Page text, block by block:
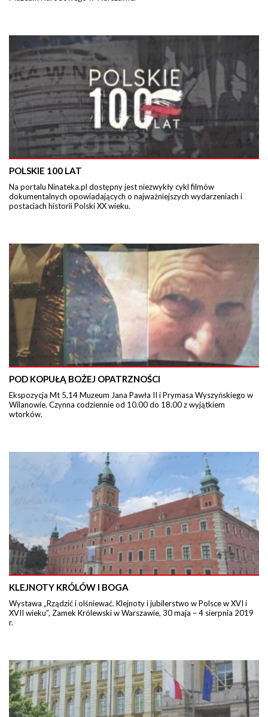
POLSKIE 100 LAT
Na portalu Ninateka.pl dostępny jest niezwykły cykl filmów
dokumentalnych opowiadających o najważniejszych wydarzeniach i
postaciach historii Polski XX wieku.
POD KOPUŁĄ BOŻEJ OPATRZNOŚCI
Ekspozycja Mt 5,14 Muzeum Jana Pawła II i Prymasa Wyszyńskiego w
Wilanowie. Czynna codziennie od 10.00 do 18.00 z wyjątkiem
wtorków.
KLEJNOTY KRÓLÓW I BOGA
Wystawa „Rządzić i olśniewać. Klejnoty i jubilerstwo w Polsce w XVI i
XVII wieku”, Zamek Królewski w Warszawie, 30 maja – 4 sierpnia 2019
r.